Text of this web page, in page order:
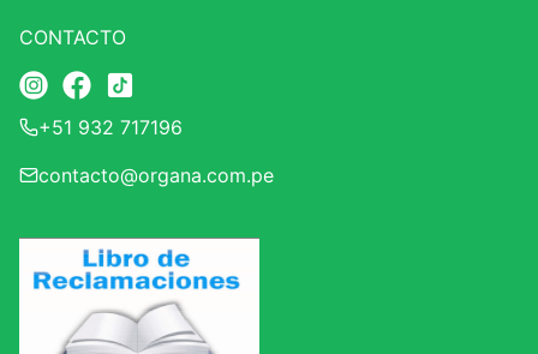
CONTACTO
+51 932 717196
contacto@organa.com.pe